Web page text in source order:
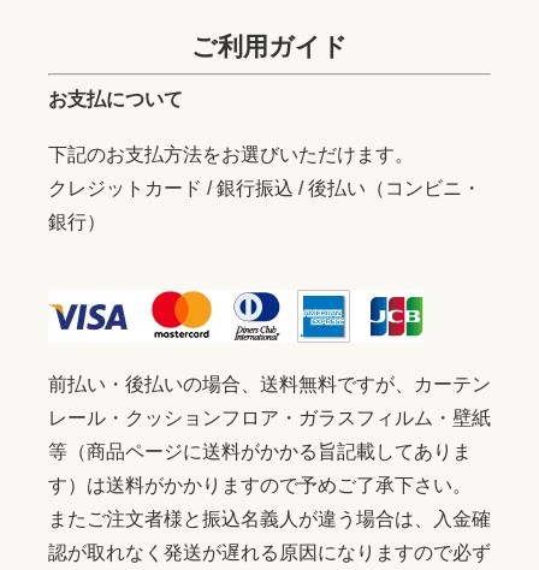
ご利用ガイド
お支払について
下記のお支払方法をお選びいただけます。
クレジットカード / 銀行振込 / 後払い（コンビニ・
銀行）
前払い・後払いの場合、送料無料ですが、カーテン
レール・クッションフロア・ガラスフィルム・壁紙
等（商品ページに送料がかかる旨記載してありま
す）は送料がかかりますので予めご了承下さい。
またご注文者様と振込名義人が違う場合は、入金確
認が取れなく発送が遅れる原因になりますので必ず